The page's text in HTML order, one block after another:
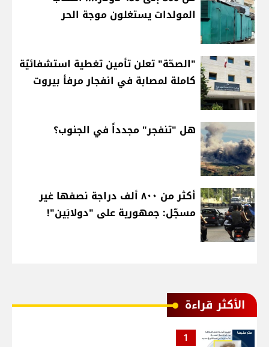
المولدات يستغلون موجة الحر
"الصحّة" تعلن تأمين تغطية استشفائيّة
كاملة لمصابة في انفجار مرفأ بيروت
هل "تنفجر" مجدداً في الجنوب؟
أكثر من ٨٠٠ ألف دراجة نصفها غير
مسجّل: جمهورية على "دولابَين"!
الأكثر قراءة
1